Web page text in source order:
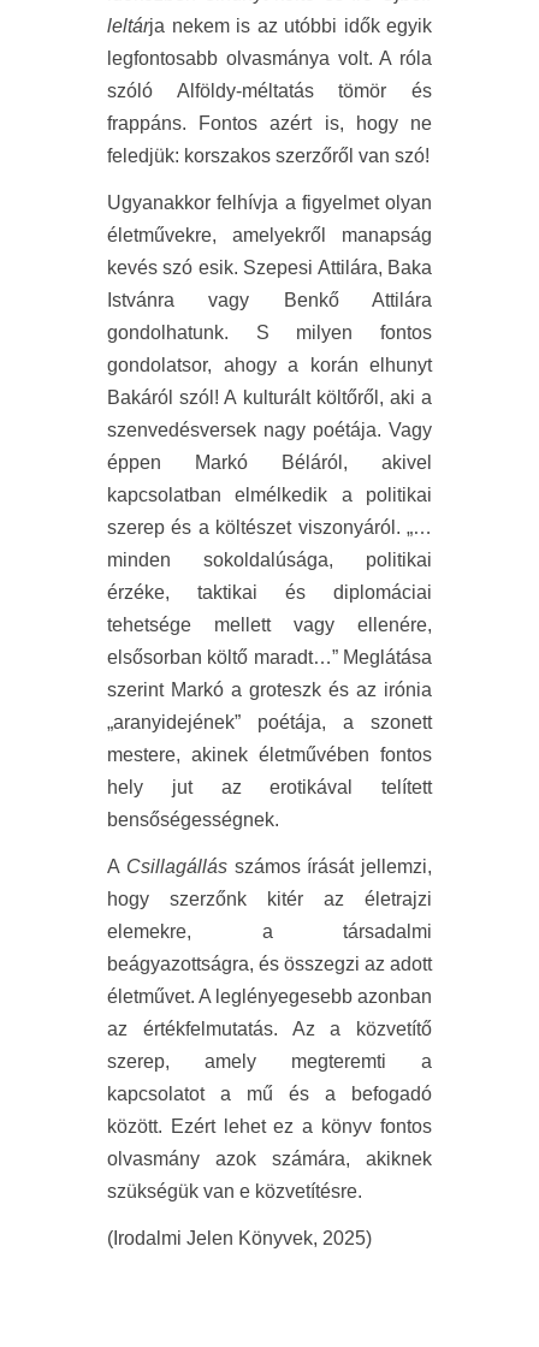
leltárja nekem is az utóbbi idők egyik
legfontosabb olvasmánya volt. A róla
szóló Alföldy-méltatás tömör és
frappáns. Fontos azért is, hogy ne
feledjük: korszakos szerzőről van szó!
Ugyanakkor felhívja a figyelmet olyan
életművekre, amelyekről manapság
kevés szó esik. Szepesi Attilára, Baka
Istvánra vagy Benkő Attilára
gondolhatunk. S milyen fontos
gondolatsor, ahogy a korán elhunyt
Bakáról szól! A kulturált költőről, aki a
szenvedésversek nagy poétája. Vagy
éppen Markó Béláról, akivel
kapcsolatban elmélkedik a politikai
szerep és a költészet viszonyáról. „…
minden sokoldalúsága, politikai
érzéke, taktikai és diplomáciai
tehetsége mellett vagy ellenére,
elsősorban költő maradt…” Meglátása
szerint Markó a groteszk és az irónia
„aranyidejének” poétája, a szonett
mestere, akinek életművében fontos
hely jut az erotikával telített
bensőségességnek.
A Csillagállásszámos írását jellemzi,
hogy szerzőnk kitér az életrajzi
elemekre, a társadalmi
beágyazottságra, és összegzi az adott
életművet. A leglényegesebb azonban
az értékfelmutatás. Az a közvetítő
szerep, amely megteremti a
kapcsolatot a mű és a befogadó
között. Ezért lehet ez a könyv fontos
olvasmány azok számára, akiknek
szükségük van e közvetítésre.
(Irodalmi Jelen Könyvek, 2025)